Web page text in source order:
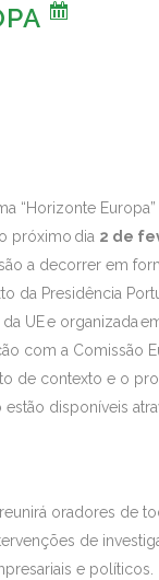
“Horizonte Europa”
próximo dia 2 de
a decorrer em
da Presidência
UE e organizada
com a Comissão
de contexto e o
estão disponíveis
oradores de
de
e políticos.